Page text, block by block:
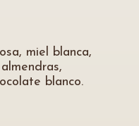
miel blanca,
blanco.